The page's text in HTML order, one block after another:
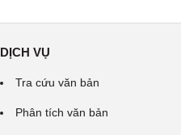
DỊCH VỤ
Tra cứu văn bản
Phân tích văn bản